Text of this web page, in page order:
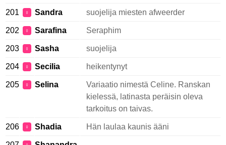
201 ♀ Sandra suojelija miesten afweerder
202 ♀ Sarafina Seraphim
203 ♀ Sasha suojelija
204 ♀ Secilia heikentynyt
205 ♀ Selina
Variaatio nimestä Celine. Ranskan
kielessä, latinasta peräisin oleva
tarkoitus on taivas.
206 ♀ Shadia Hän laulaa kaunis ääni